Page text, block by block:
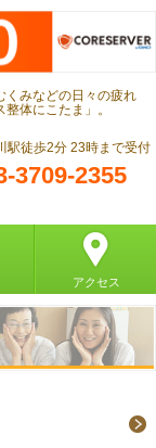
くみなどの日々の疲れ
体にこたま」。
駅徒歩2分 23時まで受付
3709-2355
アクセス